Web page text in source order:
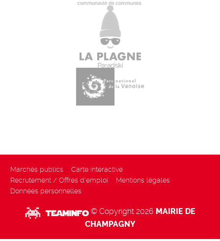
Marchés publics
Carte interactive
Recrutement / Offres d'emploi
Mentions légales
Données personnelles
© Copyright 2026 MAIRIE DE
CHAMPAGNY